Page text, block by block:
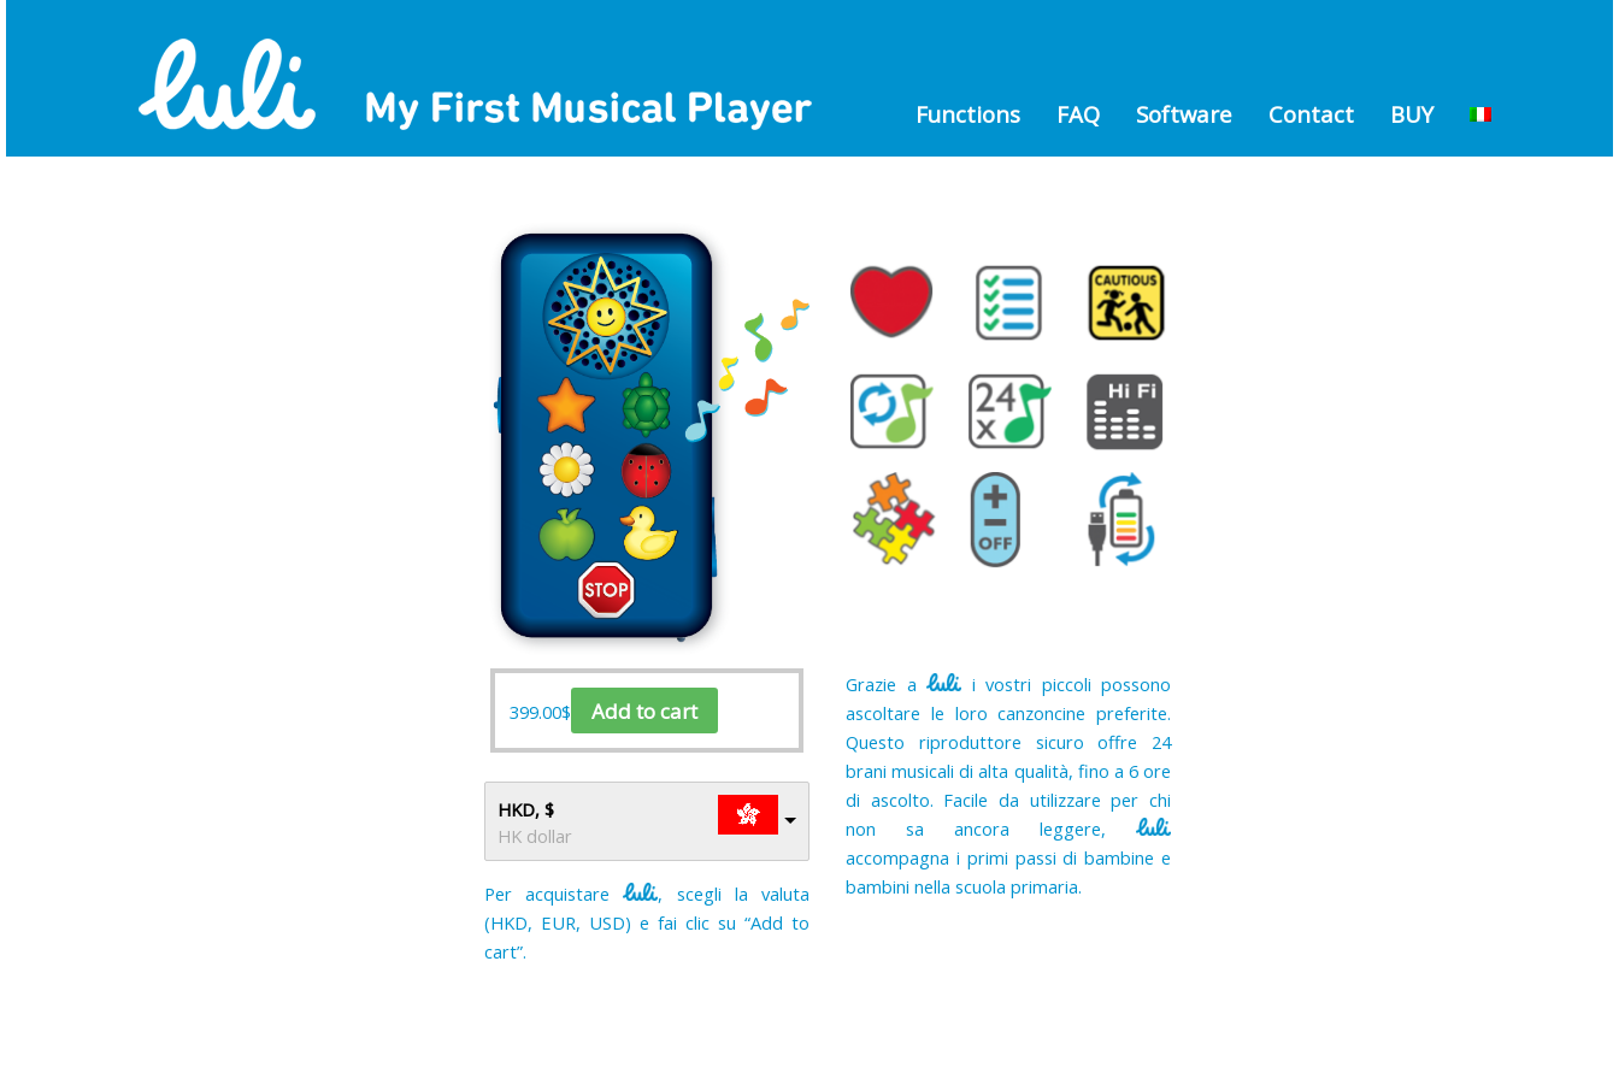
Functions FAQ Software Contact BUY
399.00$ Add to cart
HKD, $
HK dollar
Per acquistare
, scegli la valuta
(HKD, EUR, USD) e fai clic su “Add to
cart”.
Grazie a
i vostri piccoli possono
ascoltare le loro canzoncine preferite.
Questo riproduttore sicuro offre 24
brani musicali di alta qualità, fino a 6 ore
di ascolto. Facile da utilizzare per chi
non sa ancora leggere,
accompagna i primi passi di bambine e
bambini nella scuola primaria.